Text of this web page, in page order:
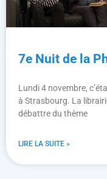
7e Nuit de la
Lundi 4 novembre,
à Strasbourg. La
débattre du thème
LIRE LA SUITE »